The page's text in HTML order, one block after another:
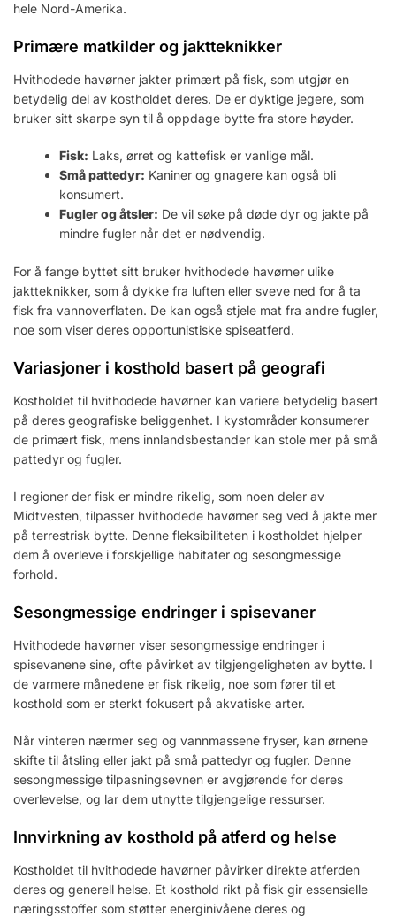
hele Nord-Amerika.
Primære matkilder og jaktteknikker
Hvithodede havørner jakter primært på fisk, som utgjør en
betydelig del av kostholdet deres. De er dyktige jegere, som
bruker sitt skarpe syn til å oppdage bytte fra store høyder.
Fisk: Laks, ørret og kattefisk er vanlige mål.
Små pattedyr: Kaniner og gnagere kan også bli
konsumert.
Fugler og åtsler: De vil søke på døde dyr og jakte på
mindre fugler når det er nødvendig.
For å fange byttet sitt bruker hvithodede havørner ulike
jaktteknikker, som å dykke fra luften eller sveve ned for å ta
fisk fra vannoverflaten. De kan også stjele mat fra andre fugler,
noe som viser deres opportunistiske spiseatferd.
Variasjoner i kosthold basert på geografi
Kostholdet til hvithodede havørner kan variere betydelig basert
på deres geografiske beliggenhet. I kystområder konsumerer
de primært fisk, mens innlandsbestander kan stole mer på små
pattedyr og fugler.
I regioner der fisk er mindre rikelig, som noen deler av
Midtvesten, tilpasser hvithodede havørner seg ved å jakte mer
på terrestrisk bytte. Denne fleksibiliteten i kostholdet hjelper
dem å overleve i forskjellige habitater og sesongmessige
forhold.
Sesongmessige endringer i spisevaner
Hvithodede havørner viser sesongmessige endringer i
spisevanene sine, ofte påvirket av tilgjengeligheten av bytte. I
de varmere månedene er fisk rikelig, noe som fører til et
kosthold som er sterkt fokusert på akvatiske arter.
Når vinteren nærmer seg og vannmassene fryser, kan ørnene
skifte til åtsling eller jakt på små pattedyr og fugler. Denne
sesongmessige tilpasningsevnen er avgjørende for deres
overlevelse, og lar dem utnytte tilgjengelige ressurser.
Innvirkning av kosthold på atferd og helse
Kostholdet til hvithodede havørner påvirker direkte atferden
deres og generell helse. Et kosthold rikt på fisk gir essensielle
næringsstoffer som støtter energinivåene deres og